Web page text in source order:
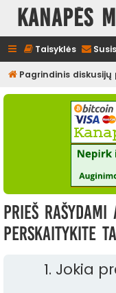
Kanapės
Taisyklės
Pagrindinis diskusijų
Prieš
perskaitykite
1. Jokia